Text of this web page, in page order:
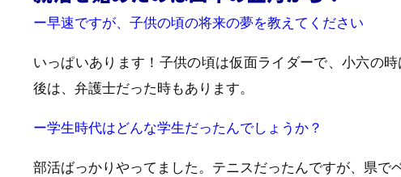
ー早速ですが、子供の頃の将来の夢を教えてください
いっぱいあります！子供の頃は仮面ライダーで、小六の
後は、弁護士だった時もあります。
ー学生時代はどんな学生だったんでしょうか？
部活ばっかりやってました。テニスだったんですが、県で